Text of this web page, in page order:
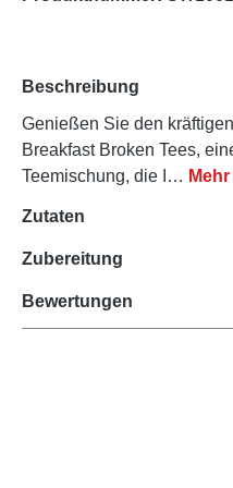
Beschreibung
Genießen Sie den
Breakfast Broken Tees,
Teemischung, die I… Mehr
Zutaten
Zubereitung
Bewertungen